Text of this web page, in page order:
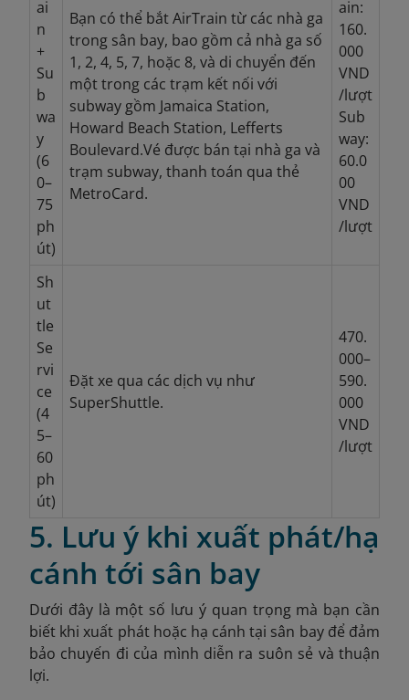
ai
n
+
Su
b
wa
y
(6
0–
75
ph
út)
Bạn có thể bắt AirTrain từ các nhà ga
trong sân bay, bao gồm cả nhà ga số
1, 2, 4, 5, 7, hoặc 8, và di chuyển đến
một trong các trạm kết nối với
subway gồm Jamaica Station,
Howard Beach Station, Lefferts
Boulevard.Vé được bán tại nhà ga và
trạm subway, thanh toán qua thẻ
MetroCard.
ain:
160.
000
VND
/lượt
Sub
way:
60.0
00
VND
/lượt
Sh
ut
tle
Se
rvi
ce
(4
5–
60
ph
út)
Đặt xe qua các dịch vụ như
SuperShuttle.
470.
000–
590.
000
VND
/lượt
5. Lưu ý khi xuất phát/hạ
cánh tới sân bay
Dưới đây là một số lưu ý quan trọng mà bạn cần
biết khi xuất phát hoặc hạ cánh tại sân bay để đảm
bảo chuyến đi của mình diễn ra suôn sẻ và thuận
lợi.